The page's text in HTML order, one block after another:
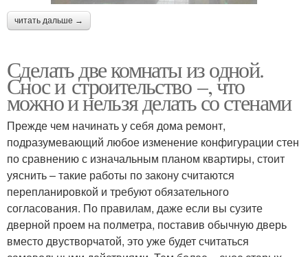
читать дальше →
Сделать две комнаты из одной.
Снос и строительство –, что
можно и нельзя делать со стенами
Прежде чем начинать у себя дома ремонт,
подразумевающий любое изменение конфигурации стен
по сравнению с изначальным планом квартиры, стоит
уяснить – такие работы по закону считаются
перепланировкой и требуют обязательного
согласования. По правилам, даже если вы сузите
дверной проем на полметра, поставив обычную дверь
вместо двустворчатой, это уже будет считаться